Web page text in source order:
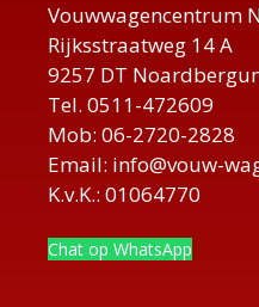
Vouwwagencentrum
Rijksstraatweg 14 A
9257 DT
Tel. 0511-472609
Mob: 06-2720-2828
Email: info@vouw-
K.v.K.: 01064770
Chat op WhatsApp